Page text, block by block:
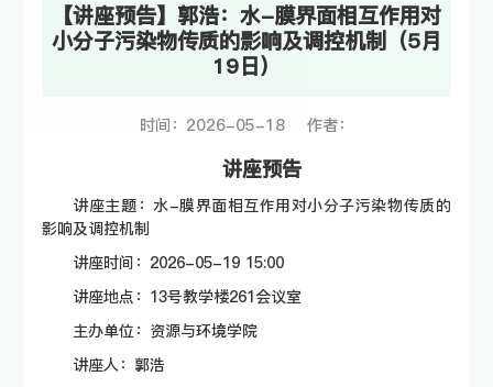
【讲座预告】郭浩：水-膜界面相互作用对
小分子污染物传质的影响及调控机制（5月
19日）
时间：2026-05-18 作者：
讲座预告
讲座主题：水-膜界面相互作用对小分子污染物传质的
影响及调控机制
讲座时间：2026-05-19 15:00
讲座地点：13号教学楼261会议室
主办单位：资源与环境学院
讲座人：郭浩